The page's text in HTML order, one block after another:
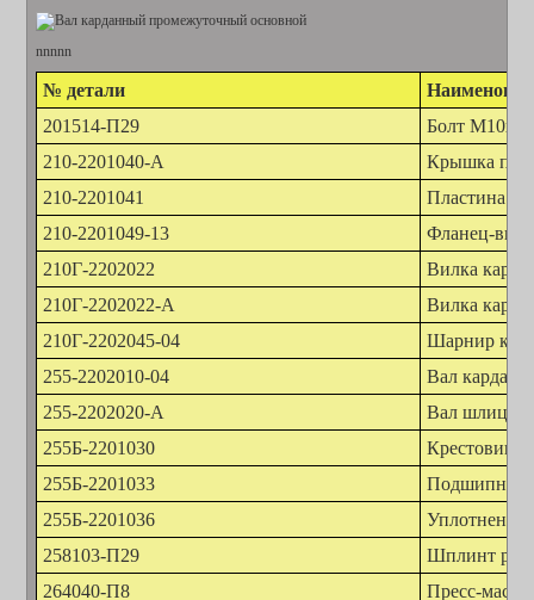
nnnnn
№ детали
201514-П29
Болт
210-2201040-А
Крышка
210-2201041
Пластина
210-2201049-13
Фланец-
210Г-2202022
Вилка
210Г-2202022-А
Вилка
210Г-2202045-04
Шарнир
255-2202010-04
Вал
255-2202020-А
Вал
255Б-2201030
Крестовина
255Б-2201033
Подшипник
255Б-2201036
Уплотнение
258103-П29
Шплинт
264040-П8
Пресс-